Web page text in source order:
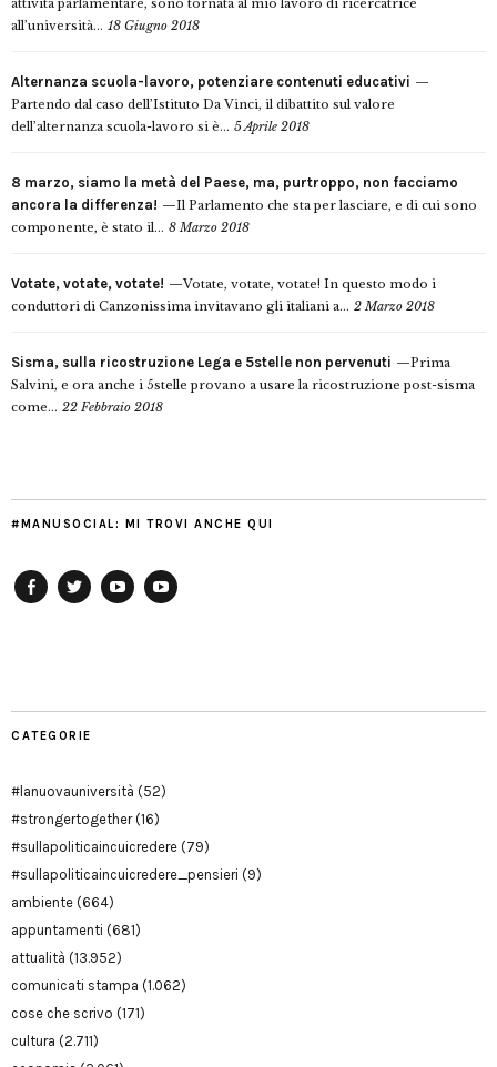
attività parlamentare, sono tornata al mio lavoro di ricercatrice
all’università... 18 Giugno 2018
Alternanza scuola-lavoro, potenziare contenuti educativi
Partendo dal caso dell’Istituto Da Vinci, il dibattito sul valore
dell’alternanza scuola-lavoro si è... 5 Aprile 2018
8 marzo, siamo la metà del Paese, ma, purtroppo, non facciamo
ancora la differenza!
Il Parlamento che sta per lasciare, e di cui sono
componente, è stato il... 8 Marzo 2018
Votate, votate, votate!
Votate, votate, votate! In questo modo i
conduttori di Canzonissima invitavano gli italiani a... 2 Marzo 2018
Sisma, sulla ricostruzione Lega e 5stelle non pervenuti
Prima
Salvini, e ora anche i 5stelle provano a usare la ricostruzione post-sisma
come... 22 Febbraio 2018
#MANUSOCIAL: MI TROVI ANCHE QUI
CATEGORIE
#lanuovauniversità (52)
#strongertogether(16)
#sullapoliticaincuicredere (79)
#sullapoliticaincuicredere_pensieri (9)
ambiente (664)
appuntamenti (681)
attualità (13.952)
comunicati stampa (1.062)
cose che scrivo (171)
cultura (2.711)